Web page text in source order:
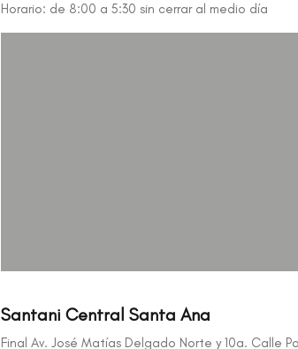
Horario: de 8:00 a 5:30 sin cerrar al medio día
Santani Central Santa Ana
Final Av. José Matías Delgado Norte y 10a. Calle